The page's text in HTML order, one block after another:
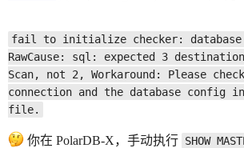
fail to initialize checker:
RawCause: sql: expected 3
Scan, not 2, Workaround: Please
connection and the database config
file.
你在 PolarDB-X，手动执行 SHOW